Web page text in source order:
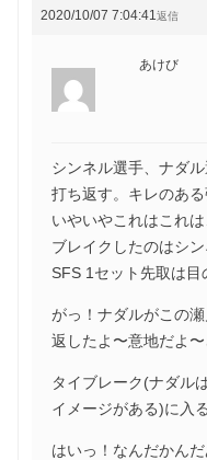
2020/10/07 7:04:41返信
あけび
シンネル選手、ナダ
打ち返す。キレのあ
いやいやこれはこ
ブレイクしたのはシ
SFS 1セット先取は目
がっ！ナダルがこの
返したよ〜意地だよ
タイブレーク(ナダル
イメージがある)に入る
はいっ！なんだかん